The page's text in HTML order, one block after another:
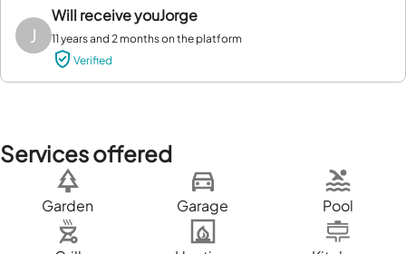
J
Will receive youJorge
11 years and 2 months on the platform
Verified
Services offered
Garden Garage Pool